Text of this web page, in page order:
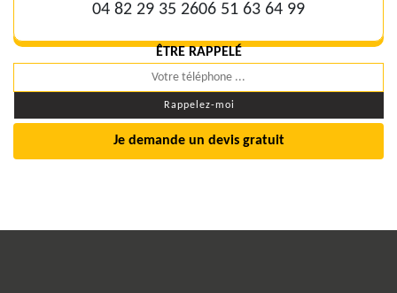
04 82 29 35 2606 51 63 64 99
ÊTRE RAPPELÉ
Je demande un devis gratuit